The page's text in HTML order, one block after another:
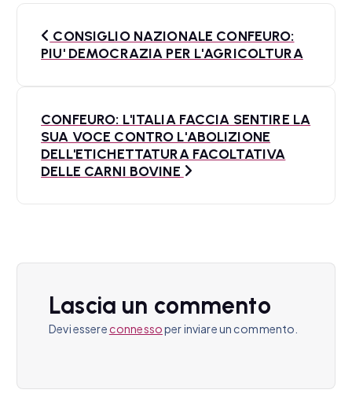
o
CONSIGLIO NAZIONALE CONFEURO:
PIU' DEMOCRAZIA PER L'AGRICOLTURA
CONFEURO: L'ITALIA FACCIA SENTIRE LA
SUA VOCE CONTRO L'ABOLIZIONE
DELL'ETICHETTATURA FACOLTATIVA
DELLE CARNI BOVINE
Lascia un commento
Devi essereconnessoper inviare un commento.